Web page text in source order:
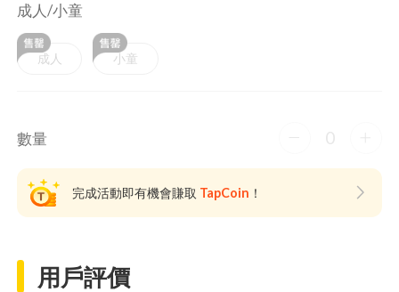
成人/小童
成人 小童
數量 0
完成活動即有機會賺取 TapCoin ！
用戶評價